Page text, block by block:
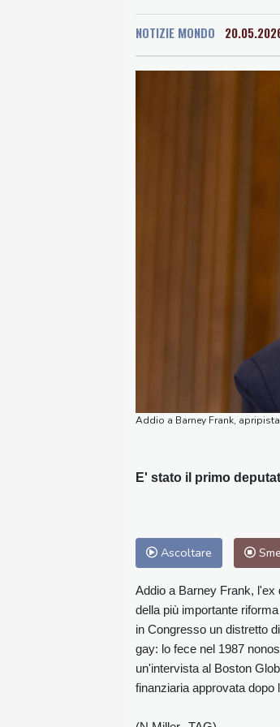
NOTIZIE MONDO
Addio a Barney Frank,
E' stato il primo
Ascoltare
Addio a Barney Frank, l'ex
della più importante
in Congresso un distretto
gay: lo fece nel 1987
un'intervista al Boston
finanziaria approvata dopo